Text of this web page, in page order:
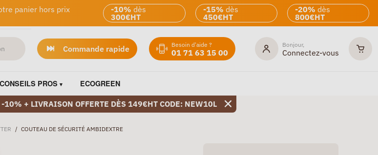
panier hors prix
-10% dès
300€HT
-15% dès
450€HT
-20% dès
800€HT
Commande rapide Besoin d'aide ?
01 71 63 15 00
Bonjour,
Connectez-vous
PROS ECOGREEN
-10% + LIVRAISON OFFERTE DÈS 149€HT CODE: NEW10L
/ COUTEAU DE SÉCURITÉ AMBIDEXTRE